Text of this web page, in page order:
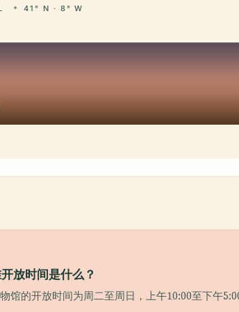
41° N · 8° W
放时间是什么？
馆的开放时间为周二至周日，上午10:00至下午